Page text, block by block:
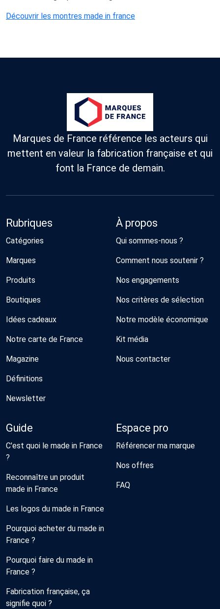
Découvrir les montres made in france
Marques de France référence les acteurs qui
mettent en valeur la fabrication française et qui
font la France de demain.
Rubriques
Catégories
Marques
Produits
Boutiques
Idées cadeaux
Notre carte de France
Magazine
Définitions
Newsletter
À propos
Qui sommes-nous ?
Comment nous soutenir ?
Nos engagements
Nos critères de sélection
Notre modèle économique
Kit média
Nous contacter
Guide
C'est quoi le made in France
?
Reconnaître un produit
made in France
Les logos du made in France
Pourquoi acheter du made in
France ?
Pourquoi faire du made in
France ?
Fabrication française, ça
signifie quoi ?
Espace pro
Référencer ma marque
Nos offres
FAQ